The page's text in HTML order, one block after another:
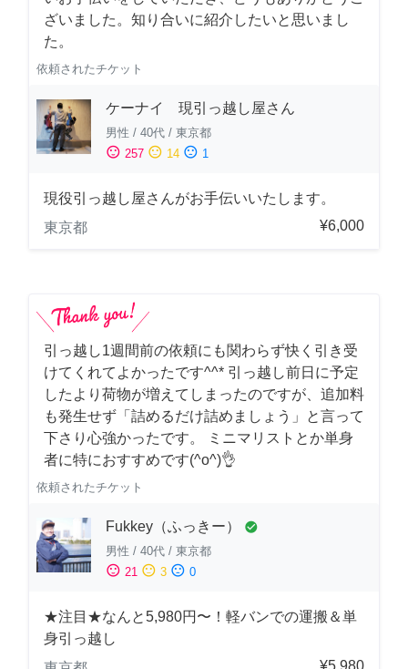
ざいました。知り合いに紹介したいと思いまし
た。
依頼されたチケット
ケーナイ 現引っ越し屋さん
男性 / 40代 / 東京都
sentiment_satisfied 257 sentiment_neutral 14 sentiment_dissatisfied 1
現役引っ越し屋さんがお手伝いいたします。
東京都
¥6,000
引っ越し1週間前の依頼にも関わらず快く引き受
けてくれてよかったです^^* 引っ越し前日に予定
したより荷物が増えてしまったのですが、追加料
も発生せず「詰めるだけ詰めましょう」と言って
下さり心強かったです。 ミニマリストとか単身
者に特におすすめです(^o^)👌
依頼されたチケット
Fukkey（ふっきー） check_circle
男性 / 40代 / 東京都
sentiment_satisfied 21 sentiment_neutral 3 sentiment_dissatisfied 0
★注目★なんと5,980円〜！軽バンでの運搬＆単
身引っ越し
¥5,980